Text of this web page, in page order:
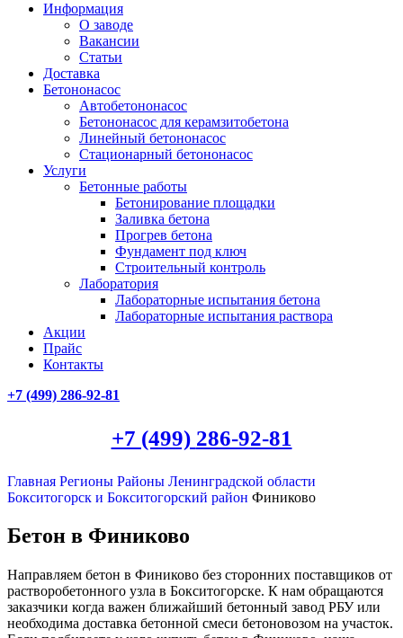
Информация
О заводе
Вакансии
Статьи
Доставка
Бетононасос
Автобетононасос
Бетононасос для керамзитобетона
Линейный бетононасос
Стационарный бетононасос
Услуги
Бетонные работы
Бетонирование площадки
Заливка бетона
Прогрев бетона
Фундамент под ключ
Строительный контроль
Лаборатория
Лабораторные испытания бетона
Лабораторные испытания раствора
Акции
Прайс
Контакты
+7 (499) 286-92-81
+7 (499) 286-92-81
Главная Регионы Районы Ленинградской области
Бокситогорск и Бокситогорский район Финиково
Бетон в Финиково
Направляем бетон в Финиково без сторонних поставщиков от
растворобетонного узла в Бокситогорске. К нам обращаются
заказчики когда важен ближайший бетонный завод РБУ или
необходима доставка бетонной смеси бетоновозом на участок.